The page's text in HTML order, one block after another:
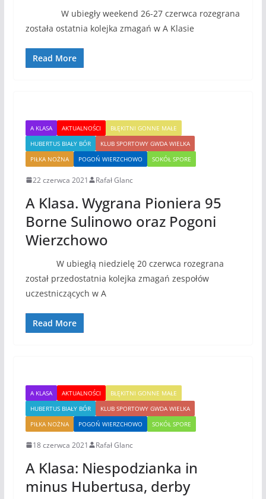
W ubiegły weekend 26-27 czerwca rozegrana
została ostatnia kolejka zmagań w A Klasie
Read More
A KLASA AKTUALNOŚCI
BŁĘKITNI GONNE MAŁE
HUBERTUS BIAŁY BÓR
KLUB SPORTOWY GWDA WIELKA
PIŁKA NOŻNA
POGOŃ WIERZCHOWO SOKÓŁ SPORE
22 czerwca 2021 Rafał Glanc
A Klasa. Wygrana Pioniera 95
Borne Sulinowo oraz Pogoni
Wierzchowo
W ubiegłą niedzielę 20 czerwca rozegrana
został przedostatnia kolejka zmagań zespołów
uczestniczących w A
Read More
A KLASA AKTUALNOŚCI
BŁĘKITNI GONNE MAŁE
HUBERTUS BIAŁY BÓR
KLUB SPORTOWY GWDA WIELKA
PIŁKA NOŻNA
POGOŃ WIERZCHOWO SOKÓŁ SPORE
18 czerwca 2021 Rafał Glanc
A Klasa: Niespodzianka in
minus Hubertusa, derby